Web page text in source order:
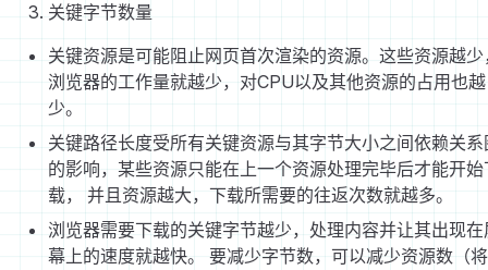
关键字节数量
关键资源是可能阻止网页首次渲染的资源。这些资源越少
浏览器的工作量就越少，对CPU以及其他资源的占用也越
少。
关键路径长度受所有关键资源与其字节大小之间依赖关系
的影响，某些资源只能在上一个资源处理完毕后才能开始
载， 并且资源越大，下载所需要的往返次数就越多。
浏览器需要下载的关键字节越少，处理内容并让其出现在
幕上的速度就越快。 要减少字节数，可以减少资源数（